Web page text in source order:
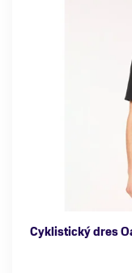
Cyklistický dres